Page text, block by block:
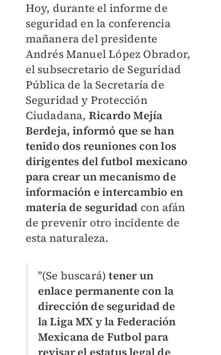
Hoy, durante el informe de
seguridad en la conferencia
mañanera del presidente
Andrés Manuel López Obrador,
el subsecretario de Seguridad
Pública de la Secretaría de
Seguridad y Protección
Ciudadana, Ricardo Mejía
Berdeja, informó que se han
tenido dos reuniones con los
dirigentes del futbol mexicano
para crear un mecanismo de
información e intercambio en
materia de seguridad con afán
de prevenir otro incidente de
esta naturaleza.
"(Se buscará)tener un
enlace permanente con la
dirección de seguridad de
la Liga MX y la Federación
Mexicana de Futbol para